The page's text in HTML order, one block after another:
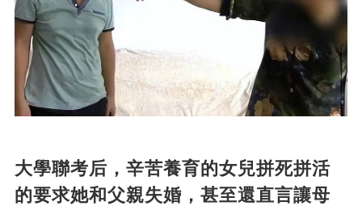
大學聯考后，辛苦養育的女兒拼死拼活
的要求她和父親失婚，甚至還直言讓母